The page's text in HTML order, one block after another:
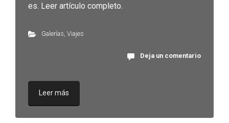
es. Leer artículo completo.
Galerías Viajes
Deja un comentario
Leer más